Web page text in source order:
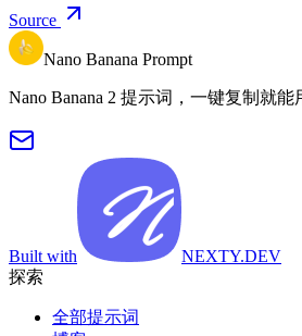
Source
Nano Banana Prompt
Nano Banana 2 提示词，一键复制就能
Built with
NEXTY.DEV
探索
全部提示词